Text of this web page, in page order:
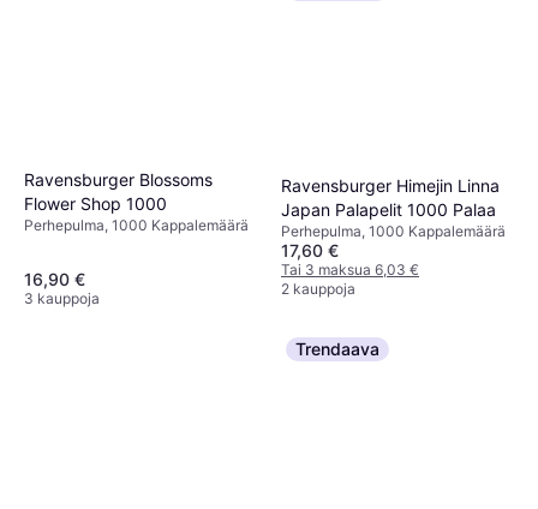
Ravensburger Blossoms
Flower Shop 1000
Perhepulma, 1000 Kappalemäärä
16,90 €
3 kauppoja
Ravensburger Himejin Linna
Japan Palapelit 1000 Palaa
Perhepulma, 1000 Kappalemäärä
17,60 €
Tai 3 maksua 6,03 €
2 kauppoja
Trendaava